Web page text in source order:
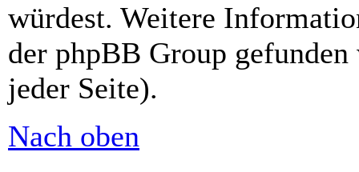
würdest. Weitere
der phpBB Group
jeder Seite).
Nach oben